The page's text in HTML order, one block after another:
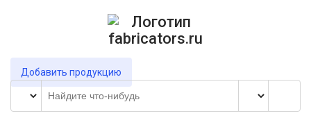
Добавить продукцию